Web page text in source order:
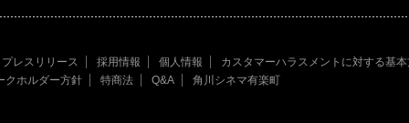
プレスリリース 採用情報 個人情報
カスタマーハラスメントに対する基
クホルダー方針
特商法 Q&A 角川シネマ有楽町